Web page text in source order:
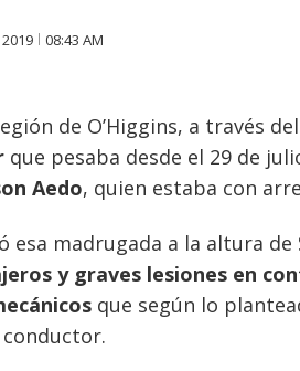
08:43 AM
de O’Higgins, a través
que pesaba desde el 29 de
Aedo, quien estaba con
madrugada a la altura de
y graves lesiones en
que según lo